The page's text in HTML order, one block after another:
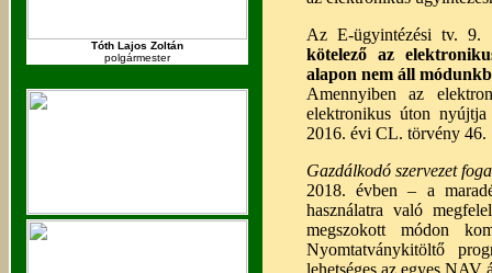
Tóth Lajos Zoltán
polgármester
Az E-ügyintézési tv. 9.
kötelező az
alapon nem áll
Amennyiben az
elektronikus úton nyújtja
2016. évi CL. törvény 46.
Gazdálkodó szervezet
2018. évben – a
használatra való
megszokott módon
Nyomtatványkitöltő
lehetséges az egyes NAV